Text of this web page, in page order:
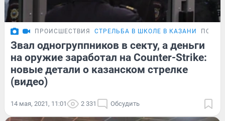
ПРОИСШЕСТВИЯ СТРЕЛЬБА В ШКОЛЕ В КАЗАНИ
Звал одногруппников в секту, а деньги
на оружие заработал на Counter-Strike:
новые детали о казанском стрелке
(видео)
14 мая, 2021, 11:01 2 331 Обсудить